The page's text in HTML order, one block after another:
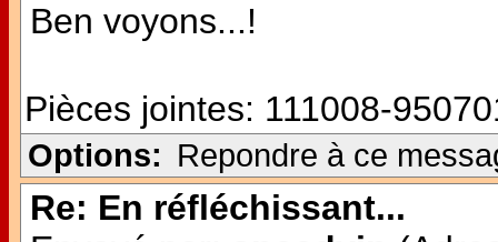
Ben voyons...!
Pièces jointes: 111008-
Options: Repondre à ce
Re: En réfléchissant...